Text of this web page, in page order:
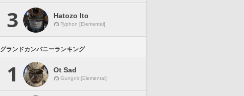
3 Hatozo Ito
Typhon [Elemental]
グランドカンパニーランキング
1 Ot Sad
Gungnir [Elemental]